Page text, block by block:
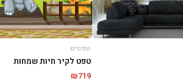
טפטים
טפט לקיר חיות שמחות
₪719